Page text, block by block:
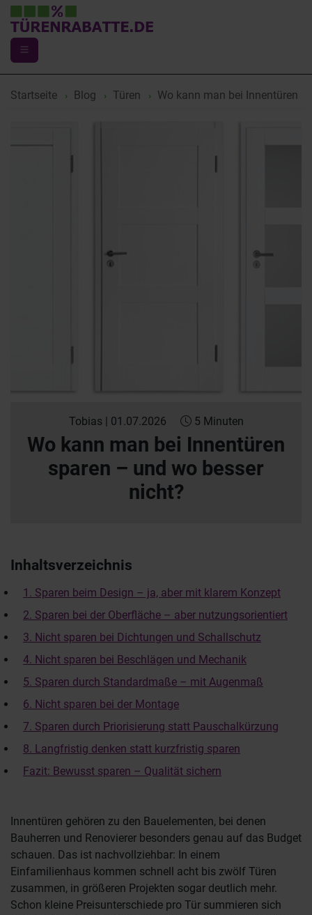
Startseite Blog Türen Wo kann man bei Innentüren
Tobias | 01.07.2026 5 Minuten
Wo kann man bei Innentüren
sparen – und wo besser
nicht?
Inhaltsverzeichnis
1. Sparen beim Design – ja, aber mit klarem Konzept
2. Sparen bei der Oberfläche – aber nutzungsorientiert
3. Nicht sparen bei Dichtungen und Schallschutz
4. Nicht sparen bei Beschlägen und Mechanik
5. Sparen durch Standardmaße – mit Augenmaß
6. Nicht sparen bei der Montage
7. Sparen durch Priorisierung statt Pauschalkürzung
8. Langfristig denken statt kurzfristig sparen
Fazit: Bewusst sparen – Qualität sichern
Innentüren gehören zu den Bauelementen, bei denen
Bauherren und Renovierer besonders genau auf das Budget
schauen. Das ist nachvollziehbar: In einem
Einfamilienhaus kommen schnell acht bis zwölf Türen
zusammen, in größeren Projekten sogar deutlich mehr.
Schon kleine Preisunterschiede pro Tür summieren sich